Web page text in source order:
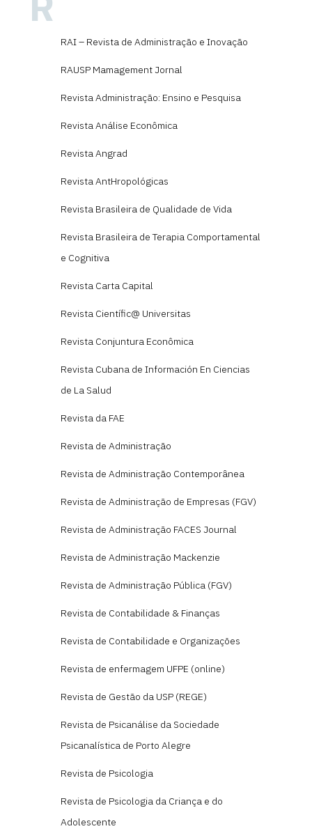
RAI – Revista de Administração e Inovação
RAUSP Mamagement Jornal
Revista Administração: Ensino e Pesquisa
Revista Análise Econômica
Revista Angrad
Revista AntHropológicas
Revista Brasileira de Qualidade de Vida
Revista Brasileira de Terapia Comportamental
e Cognitiva
Revista Carta Capital
Revista Científic@ Universitas
Revista Conjuntura Econômica
Revista Cubana de Información En Ciencias
de La Salud
Revista da FAE
Revista de Administração
Revista de Administração Contemporânea
Revista de Administração de Empresas (FGV)
Revista de Administração FACES Journal
Revista de Administração Mackenzie
Revista de Administração Pública (FGV)
Revista de Contabilidade & Finanças
Revista de Contabilidade e Organizações
Revista de enfermagem UFPE (online)
Revista de Gestão da USP (REGE)
Revista de Psicanálise da Sociedade
Psicanalística de Porto Alegre
Revista de Psicologia
Revista de Psicologia da Criança e do
Adolescente